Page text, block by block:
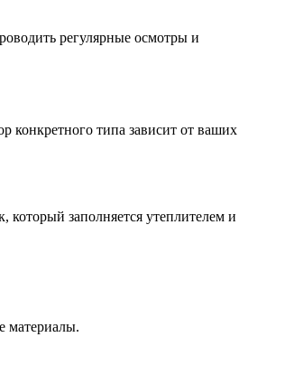
регулярные осмотры и
конкретного типа зависит от ваших
заполняется утеплителем и
материалы.